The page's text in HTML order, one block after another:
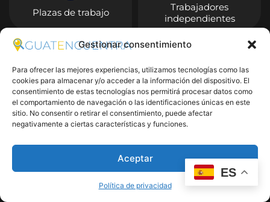
Gestionar consentimiento
Para ofrecer las mejores experiencias, utilizamos tecnologías como las
cookies para almacenar y/o acceder a la información del dispositivo. El
consentimiento de estas tecnologías nos permitirá procesar datos como
el comportamiento de navegación o las identificaciones únicas en este
sitio. No consentir o retirar el consentimiento, puede afectar
negativamente a ciertas características y funciones.
Aceptar
Política de privacidad
Plazas de trabajo
Trabajadores
independientes
Entrar
ES